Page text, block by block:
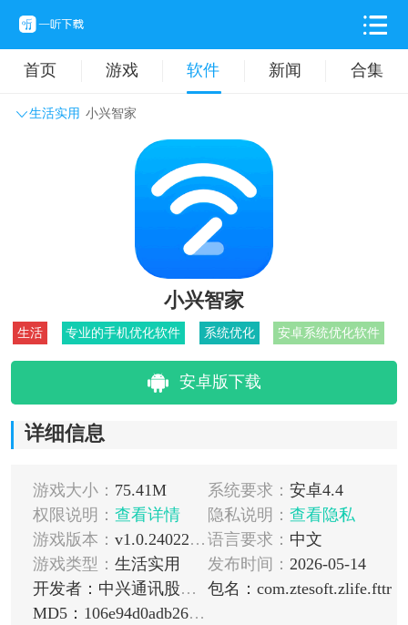
首页 游戏 软件 新闻 合集
生活实用 小兴智家
主题壁纸 旅游出行
拍摄美化 时尚购物
小兴智家
生活 专业的手机优化软件 系统优化 安卓系统优化软件
安卓版下载
详细信息
游戏大小： 75.41M 系统要求： 安卓4.4
权限说明： 查看详情 隐私说明： 查看隐私
游戏版本： v1.0.24022901.0 语言要求： 中文
游戏类型： 生活实用 发布时间： 2026-05-14
开发者：中兴通讯股份有限公司
包名：com.ztesoft.zlife.fttr
MD5：106e94d0adb2646795767b9dfa783b92